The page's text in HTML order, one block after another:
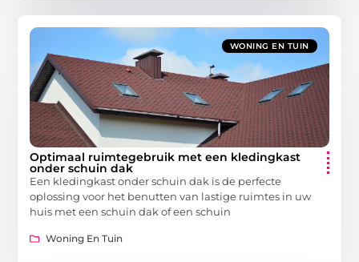
WONING EN TUIN
Optimaal ruimtegebruik met een kledingkast
onder schuin dak
Een kledingkast onder schuin dak is de perfecte
oplossing voor het benutten van lastige ruimtes in uw
huis met een schuin dak of een schuin
Woning En Tuin